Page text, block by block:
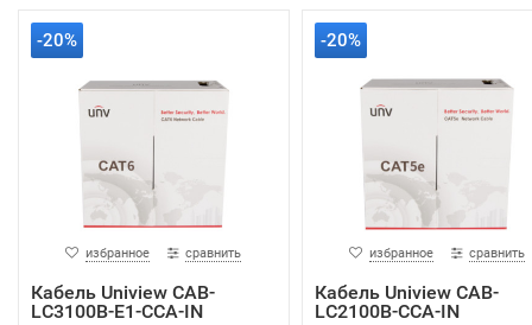
-20%
избранное сравнить
Кабель Uniview CAB-
LC3100B-E1-CCA-IN
-20%
избранное сравнить
Кабель Uniview CAB-
LC2100B-CCA-IN